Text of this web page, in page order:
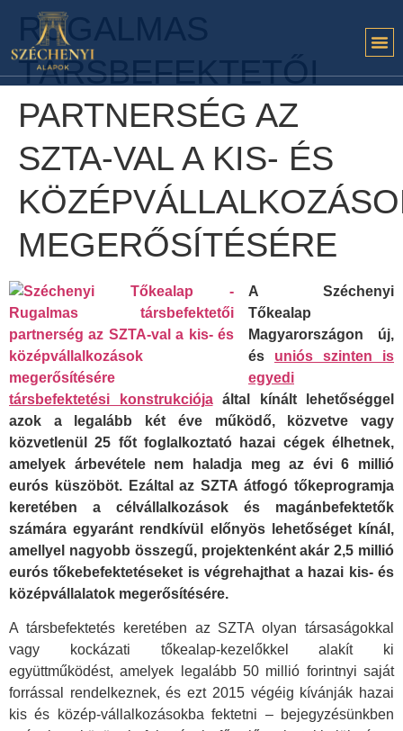
RUGALMAS
TÁRSBEFEKTETŐI
PARTNERSÉG AZ
SZTA-VAL A KIS- ÉS
MEGERŐSÍTÉSÉRE
A Széchenyi
Tőkealap
Magyarországon új,
és uniós szinten is
egyedi
társbefektetési konstrukciójaáltal kínált lehetőséggel
azok a legalább két éve működő, közvetve vagy
közvetlenül 25 főt foglalkoztató hazai cégek élhetnek,
amelyek árbevétele nem haladja meg az évi 6 millió
eurós küszöböt. Ezáltal az SZTA átfogó tőkeprogramja
keretében a célvállalkozások és magánbefektetők
számára egyaránt rendkívül előnyös lehetőséget kínál,
amellyel nagyobb összegű, projektenként akár 2,5 millió
eurós tőkebefektetéseket is végrehajthat a hazai kis- és
középvállalatok megerősítésére.
A társbefektetés keretében az SZTA olyan társaságokkal
vagy kockázati tőkealap-kezelőkkel alakít ki
együttműködést, amelyek legalább 50 millió forintnyi saját
forrással rendelkeznek, és ezt 2015 végéig kívánják hazai
kis és közép-vállalkozásokba fektetni – bejegyzésünkben